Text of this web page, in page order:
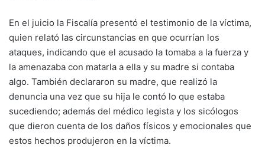
En el juicio la Fiscalía presentó el testimonio de la víctima,
quien relató las circunstancias en que ocurrían los
ataques, indicando que el acusado la tomaba a la fuerza y
la amenazaba con matarla a ella y su madre si contaba
algo. También declararon su madre, que realizó la
denuncia una vez que su hija le contó lo que estaba
sucediendo; además del médico legista y los sicólogos
que dieron cuenta de los daños físicos y emocionales que
estos hechos produjeron en la víctima.